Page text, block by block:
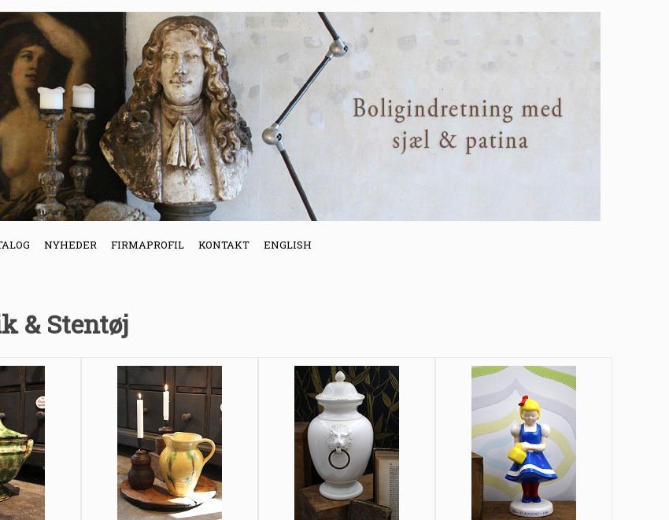
NYHEDER FIRMAPROFIL KONTAKT ENGLISH
& Stentøj